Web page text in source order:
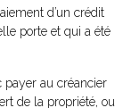
d’un crédit
porte et qui a été
payer au créancier
de la propriété, ou